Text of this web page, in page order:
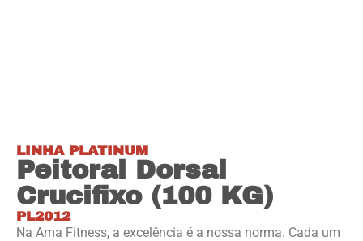
LINHA PLATINUM
Peitoral Dorsal
Crucifixo (100 KG)
PL2012
Na Ama Fitness, a excelência é a nossa norma. Cada um